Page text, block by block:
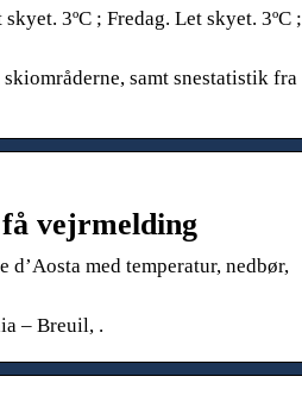
3ºC ; Fredag. Let skyet. 3ºC ;
samt snestatistik fra
vejrmelding
med temperatur, nedbør,
– Breuil, .